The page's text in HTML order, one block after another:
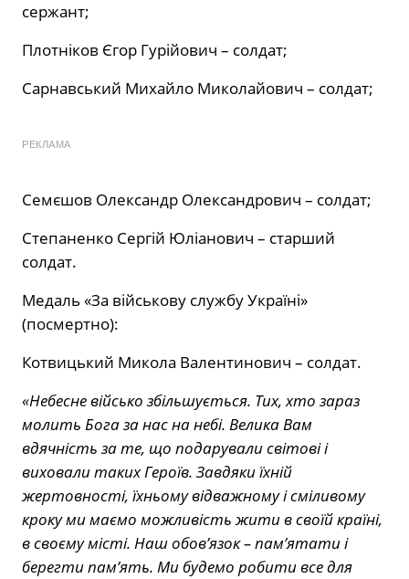
сержант;
Плотніков Єгор Гурійович – солдат;
Сарнавський Михайло Миколайович – солдат;
РЕКЛАМА
Семєшов Олександр Олександрович – солдат;
Степаненко Сергій Юліанович – старший
солдат.
Медаль «За військову службу Україні»
(посмертно):
Котвицький Микола Валентинович – солдат.
«Небесне військо збільшується. Тих, хто зараз
молить Бога за нас на небі. Велика Вам
вдячність за те, що подарували світові і
виховали таких Героїв. Завдяки їхній
жертовності, їхньому відважному і сміливому
кроку ми маємо можливість жити в своїй країні,
в своєму місті. Наш обов’язок – пам’ятати і
берегти пам’ять. Ми будемо робити все для